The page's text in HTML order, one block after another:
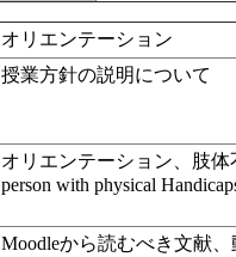
オリエンテーション
授業方針の説明について
オリエンテーション、肢
person with physical
Moodleから読むべき文献